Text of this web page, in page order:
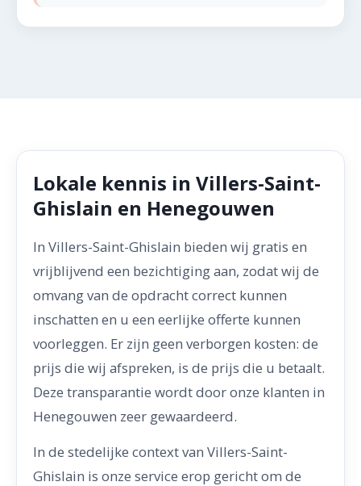
Lokale kennis in Villers-Saint-
Ghislain en Henegouwen
In Villers-Saint-Ghislain bieden wij gratis en
vrijblijvend een bezichtiging aan, zodat wij de
omvang van de opdracht correct kunnen
inschatten en u een eerlijke offerte kunnen
voorleggen. Er zijn geen verborgen kosten: de
prijs die wij afspreken, is de prijs die u betaalt.
Deze transparantie wordt door onze klanten in
Henegouwen zeer gewaardeerd.
In de stedelijke context van Villers-Saint-
Ghislain is onze service erop gericht om de